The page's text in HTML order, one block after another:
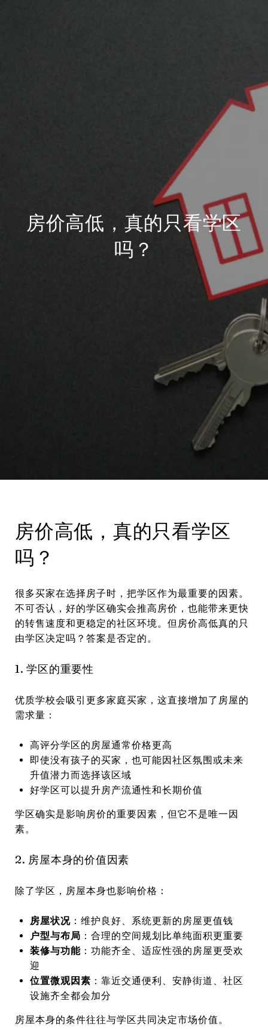
房价高低，真的只看学区
吗？
房价高低，真的只看学区
吗？
很多买家在选择房子时，把学区作为最重要的因素。
不可否认，好的学区确实会推高房价，也能带来更快
的转售速度和更稳定的社区环境。但房价高低真的只
由学区决定吗？答案是否定的。
1. 学区的重要性
优质学校会吸引更多家庭买家，这直接增加了房屋的
需求量：
高评分学区的房屋通常价格更高
即使没有孩子的买家，也可能因社区氛围或未来
升值潜力而选择该区域
好学区可以提升房产流通性和长期价值
学区确实是影响房价的重要因素，但它不是唯一因
素。
2. 房屋本身的价值因素
除了学区，房屋本身也影响价格：
房屋状况：维护良好、系统更新的房屋更值钱
户型与布局 ：合理的空间规划比单纯面积更重要
装修与功能：功能齐全、适应性强的房屋更受欢
迎
位置微观因素 ：靠近交通便利、安静街道、社区
设施齐全都会加分
房屋本身的条件往往与学区共同决定市场价值。